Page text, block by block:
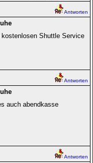
Antworten
Shuttle Service
Antworten
auch abendkasse
Antworten